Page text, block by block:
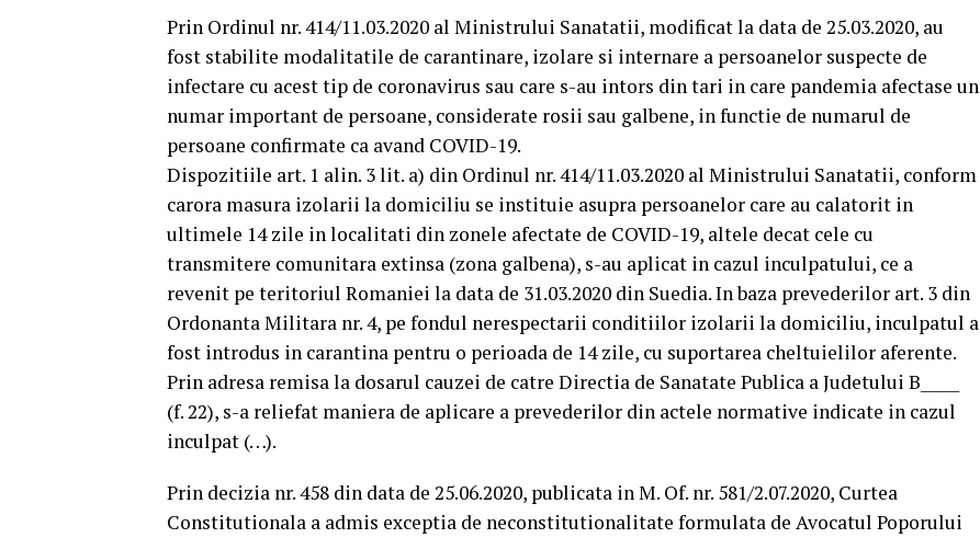
Prin Ordinul nr. 414/11.03.2020 al Ministrului Sanatatii, modificat la data de 25.03.2020, au
fost stabilite modalitatile de carantinare, izolare si internare a persoanelor suspecte de
infectare cu acest tip de coronavirus sau care s-au intors din tari in care pandemia afectase un
numar important de persoane, considerate rosii sau galbene, in functie de numarul de
persoane confirmate ca avand COVID-19.
Dispozitiile art. 1 alin. 3 lit. a) din Ordinul nr. 414/11.03.2020 al Ministrului Sanatatii, conform
carora masura izolarii la domiciliu se instituie asupra persoanelor care au calatorit in
ultimele 14 zile in localitati din zonele afectate de COVID-19, altele decat cele cu
transmitere comunitara extinsa (zona galbena), s-au aplicat in cazul inculpatului, ce a
revenit pe teritoriul Romaniei la data de 31.03.2020 din Suedia. In baza prevederilor art. 3 din
Ordonanta Militara nr. 4, pe fondul nerespectarii conditiilor izolarii la domiciliu, inculpatul a
fost introdus in carantina pentru o perioada de 14 zile, cu suportarea cheltuielilor aferente.
Prin adresa remisa la dosarul cauzei de catre Directia de Sanatate Publica a Judetului B_____
(f. 22), s-a reliefat maniera de aplicare a prevederilor din actele normative indicate in cazul
inculpat (…).
Prin decizia nr. 458 din data de 25.06.2020, publicata in M. Of. nr. 581/2.07.2020, Curtea
Constitutionala a admis exceptia de neconstitutionalitate formulata de Avocatul Poporului